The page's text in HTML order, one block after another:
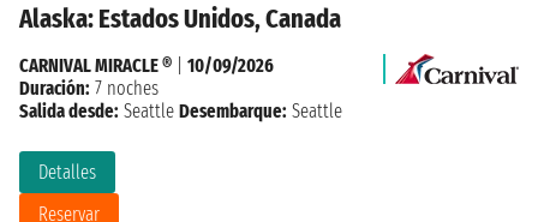
Alaska: Estados Unidos, Canada
Detalles
Reservar
CARNIVAL MIRACLE ®
10/09/2026
Duración: 7 noches
Salida desde: Seattle Desembarque: Seattle